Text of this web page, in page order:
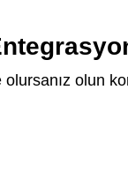
olursanız olun